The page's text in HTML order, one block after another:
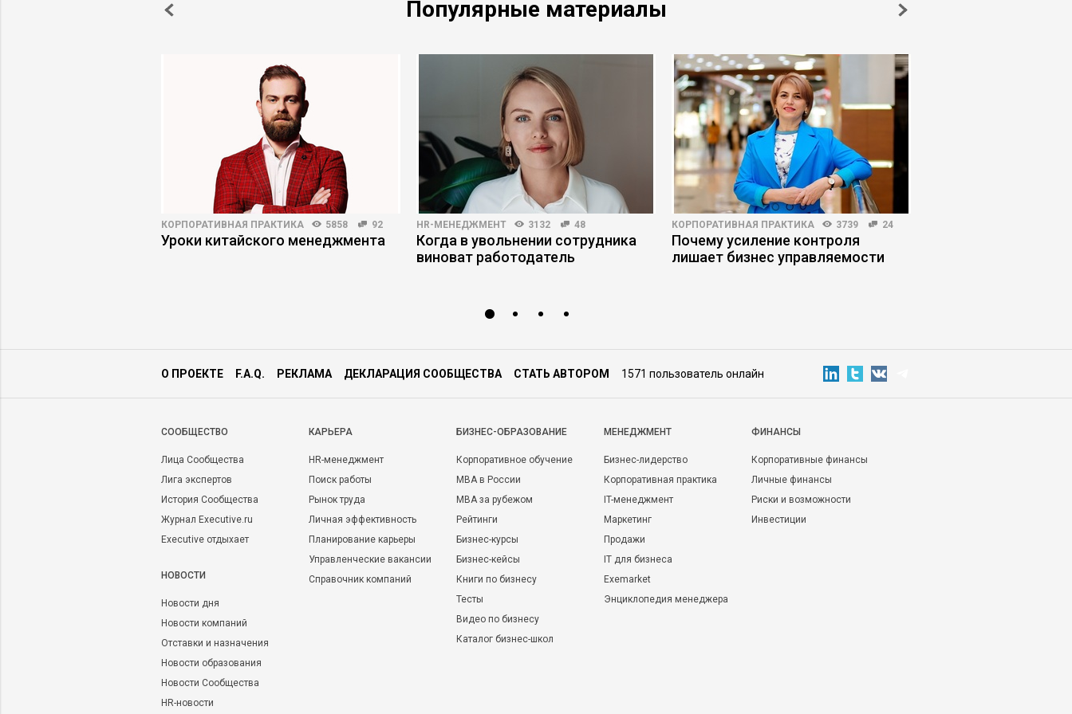
Популярные материалы
КОРПОРАТИВНАЯ ПРАКТИКА 5858 92
Уроки китайского менеджмента
HR-МЕНЕДЖМЕНТ 3132 48
Когда в увольнении сотрудника
виноват работодатель
КОРПОРАТИВНАЯ ПРАКТИКА 3739 24
Почему усиление контроля
лишает бизнес управляемости
О ПРОЕКТЕ F.A.Q. РЕКЛАМА ДЕКЛАРАЦИЯ СООБЩЕСТВА СТАТЬ АВТОРОМ 1571 пользователь онлайн
CООБЩЕСТВО
Лица Сообщества
Лига экспертов
История Сообщества
Журнал Executive.ru
Executive отдыхает
НОВОСТИ
Новости дня
Новости компаний
Отставки и назначения
Новости образования
Новости Сообщества
HR-новости
КАРЬЕРА
HR-менеджмент
Поиск работы
Рынок труда
Личная эффективность
Планирование карьеры
Управленческие вакансии
Справочник компаний
БИЗНЕС-ОБРАЗОВАНИЕ
Корпоративное обучение
MBA в России
MBA за рубежом
Рейтинги
Бизнес-курсы
Бизнес-кейсы
Книги по бизнесу
Тесты
Видео по бизнесу
Каталог бизнес-школ
МЕНЕДЖМЕНТ
Бизнес-лидерство
Корпоративная практика
IT-менеджмент
Маркетинг
Продажи
IT для бизнеса
Exemarket
Энциклопедия менеджера
ФИНАНСЫ
Корпоративные финансы
Личные финансы
Риски и возможности
Инвестиции